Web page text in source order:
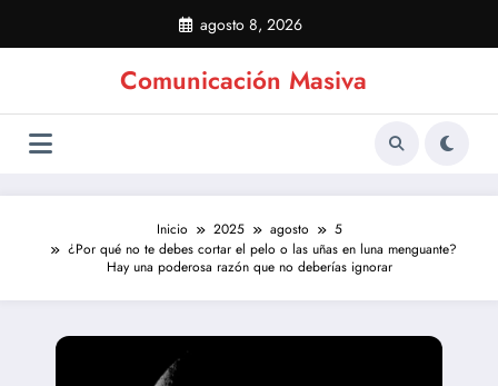
contenido
agosto 8, 2026
Comunicación Masiva
Inicio 2025 agosto
5
¿Por qué no te debes cortar el pelo o las uñas en luna menguante?
Hay una poderosa razón que no deberías ignorar